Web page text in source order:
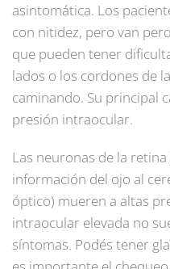
asintomática. Los
con nitidez, pero van
que pueden tener
lados o los cordones de
caminando. Su principal
presión intraocular.
Las neuronas de la
información del ojo al
óptico) mueren a altas
intraocular elevada no
síntomas. Podés tener